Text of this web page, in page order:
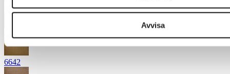
Avvisa
6612
6635
6642